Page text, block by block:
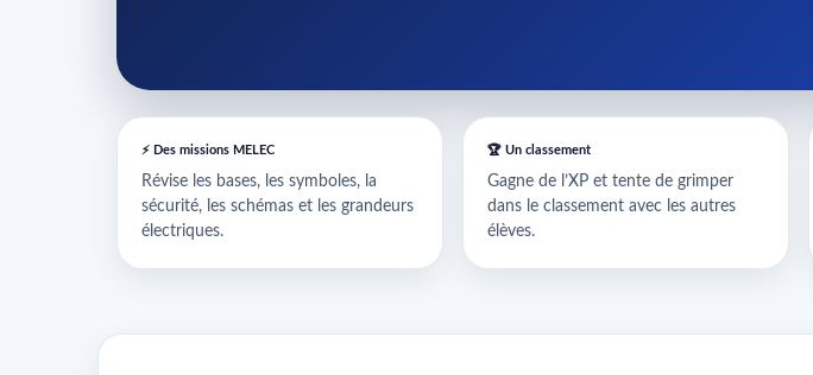
⚡ Des missions MELEC
Révise les bases, les symboles, la
sécurité, les schémas et les grandeurs
électriques.
🏆 Un classement
Gagne de l’XP et tente de grimper
dans le classement avec les autres
élèves.